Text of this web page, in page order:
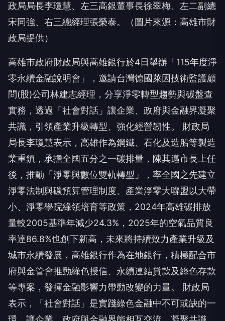
宋同強、右三總經理張榮泰。（圖片來源：高雄市財
政局提供）
高雄市政府財政局與高雄銀行於4日舉辦「115年度淨
零永續金融說明會」，邀請台灣德國萊因技術監護顧
問(股)公司林建志經理，分享淨零轉型趨勢與碳盤查
實務，透過「社會對話」讓企業、政府與金融界凝聚
共識，引領產業升級轉型、強化經營韌性。 財政局
局長李瓊慧表示，高雄作為鋼鐵、石化及造船等製造
業重鎮，承擔全國五分之一碳排量，陳其邁市長上任
後，推動「淨零與數位雙軌轉型」，率全國之先建立
淨零法制與碳預算管理制度、產業淨零大聯盟以大帶
小、淨零學院綠領培育等政策，2024年高雄碳排放
量較2005基準年減少24.3%，2025年的空氣品質良
率達86.8%也創下新高，未來將持續致力產業升級及
城市永續發展，高雄銀行作為在地銀行，積極配合市
府與金管會推動綠色授信、永續連結貸款及綠色存款
等專案，發揮金融影響力帶動改變的力量。 財政局
表示，「社會對話」是實踐綠色金融中不可或缺的一
環，讓企業、政府與金融界能相互交流，凝聚共識，